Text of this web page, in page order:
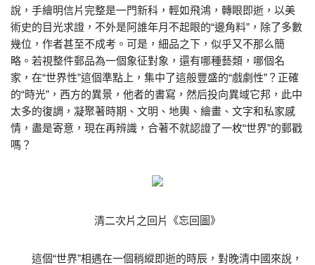
說，手繪明信片完整是一門新科，輕如飛鴻，轉眼即逝，以美
術史的目光求證，不外是阿誰年月不起眼的“邊角料”，除了多數
幾位，作者甚至不成考。可是，細品之下，似乎又不那么簡
略。若視整件郵品為一個象征對象，還有哪種藝類，哪個名
家，在“世界性”這個準點上，集中了這般豐盛的“戲劇性”？正確
的“時光”，西方的異景，他者的書寫，然后投向異域它邦，此中
太多的復調，凝聚著時期、文明、地輿、繪畫、文字和私家感
情，盡是寄意，現在再辨識，合著不就認證了一枚“世界”的郵戳
嗎？
清二次片之回片《忘回圖》
這個“世界”相遇在一個稍縱即逝的時辰，對晚清中國來說，